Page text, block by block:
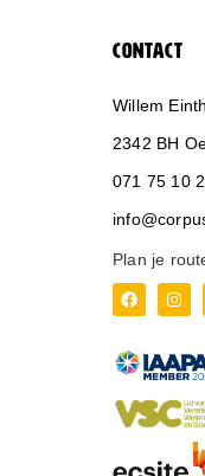
CONTACT
Willem
2342 BH
071 75 10
Plan je